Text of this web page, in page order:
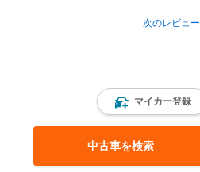
次のレビュー
マイカー登録
中古車を検索